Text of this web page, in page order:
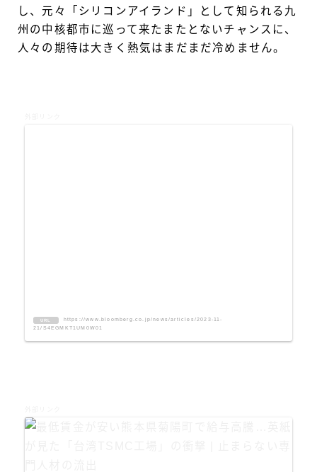
し、元々「シリコンアイランド」として知られる九
州の中核都市に巡って来たまたとないチャンスに、
人々の期待は大きく熱気はまだまだ冷めません。
URL
https://www.bloomberg.co.jp/news/articles/2023-11-
21/S4EGMKT1UM0W01